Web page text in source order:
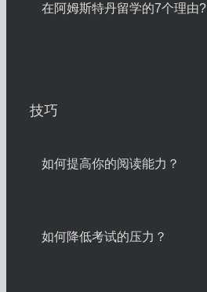
在阿姆斯特丹留学的7个理由?
技巧
如何提高你的阅读能力？
如何降低考试的压力？